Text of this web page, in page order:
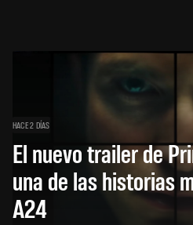
HACE 2 DÍAS
El nuevo trailer de
una de las historias
A24